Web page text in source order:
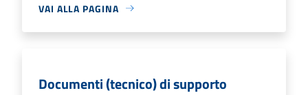
VAI ALLA PAGINA
Documenti (tecnico) di supporto